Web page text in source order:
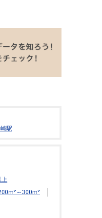
駅
上
～300m²